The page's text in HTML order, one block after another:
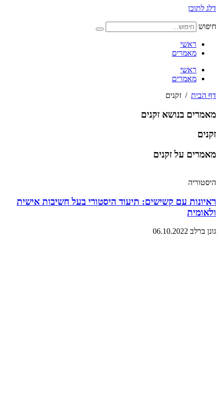
דלג לתוכן
חיפוש
ראשי
מאמרים
ראשי
מאמרים
דף הבית / זקנים
מאמרים בנושא זקנים
זקנים
מאמרים על זקנים
היסטוריה
ראיונות עם קשישים: תיעוד היסטורי בעל חשיבות אישית
ולאומית
גונן ברלב 06.10.2022